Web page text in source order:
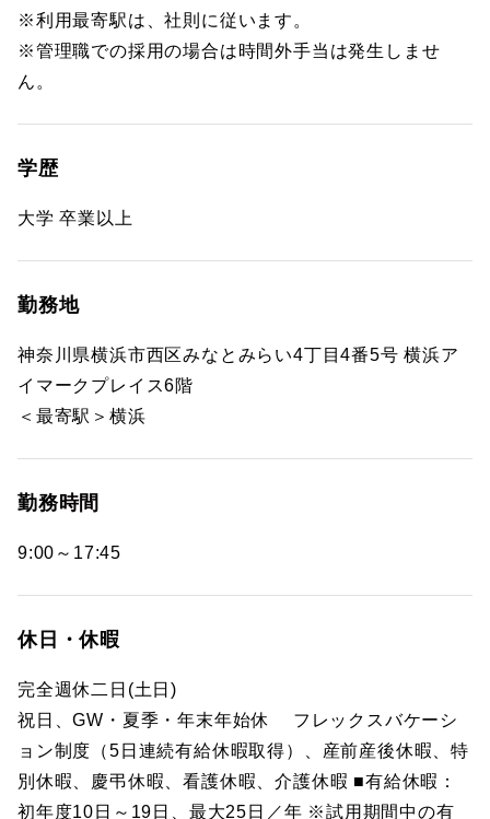
※利用最寄駅は、社則に従います。
※管理職での採用の場合は時間外手当は発生しませ
ん。
学歴
大学 卒業以上
勤務地
神奈川県横浜市西区みなとみらい4丁目4番5号 横浜ア
イマークプレイス6階
＜最寄駅＞横浜
勤務時間
9:00～17:45
休日・休暇
完全週休二日(土日)
祝日、GW・夏季・年末年始休 フレックスバケーシ
ョン制度（5日連続有給休暇取得）、産前産後休暇、特
別休暇、慶弔休暇、看護休暇、介護休暇 ■有給休暇：
初年度10日～19日、最大25日／年 ※試用期間中の有